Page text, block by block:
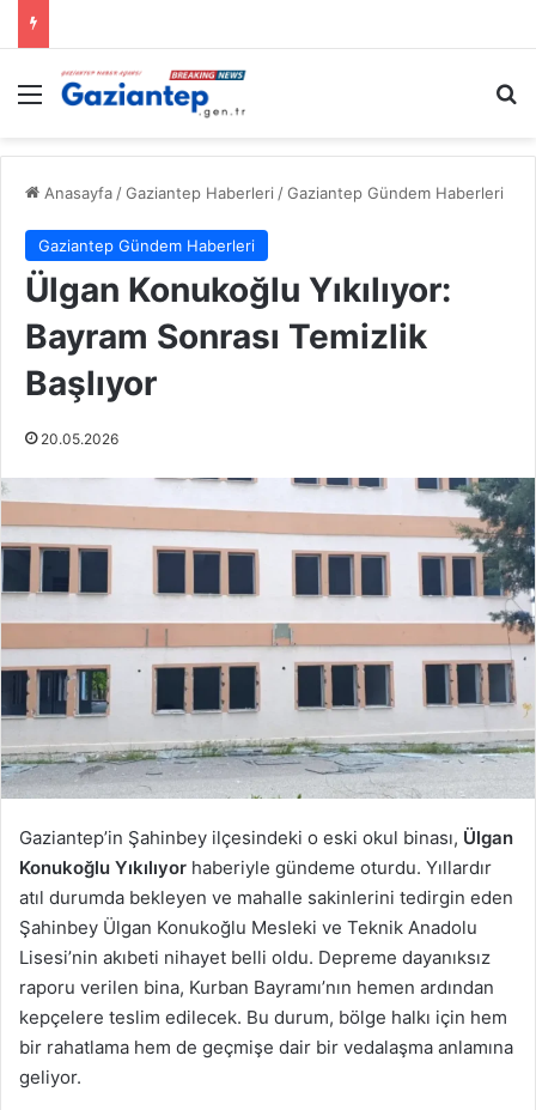
Menü
Anasayfa /Gaziantep Haberleri /Gaziantep Gündem Haberleri
Gaziantep Gündem Haberleri
Ülgan Konukoğlu Yıkılıyor:
Bayram Sonrası Temizlik
Başlıyor
20.05.2026
Gaziantep’in Şahinbey ilçesindeki o eski okul binası, Ülgan
Konukoğlu Yıkılıyor haberiyle gündeme oturdu. Yıllardır
atıl durumda bekleyen ve mahalle sakinlerini tedirgin eden
Şahinbey Ülgan Konukoğlu Mesleki ve Teknik Anadolu
Lisesi’nin akıbeti nihayet belli oldu. Depreme dayanıksız
raporu verilen bina, Kurban Bayramı’nın hemen ardından
kepçelere teslim edilecek. Bu durum, bölge halkı için hem
bir rahatlama hem de geçmişe dair bir vedalaşma anlamına
geliyor.